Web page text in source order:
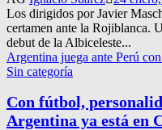
Los dirigidos por Javier
certamen ante la Rojiblanca.
debut de la Albiceleste...
Argentina juega ante Perú
Sin categoría
Con fútbol,
Argentina ya está en